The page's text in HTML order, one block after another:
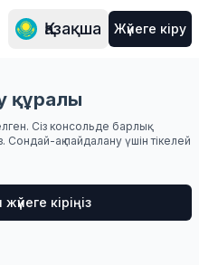
Қазақша Жүйеге кіру
құралы
Сіз консольде барлық
ақ пайдалану үшін тікелей
кіріңіз